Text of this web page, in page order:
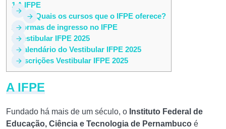
1 A IFPE
1.1 Quais os cursos que o IFPE oferece?
2 Formas de ingresso no IFPE
3 Vestibular IFPE 2025
4 Calendário do Vestibular IFPE 2025
5 Inscrições Vestibular IFPE 2025
A IFPE
Fundado há mais de um século, o Instituto Federal de
Educação, Ciência e Tecnologia de Pernambuco é